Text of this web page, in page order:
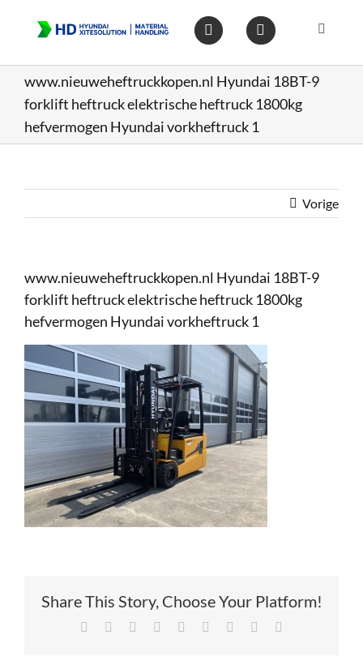
inhoud
Toggle
www.nieuweheftruckkopen.nl Hyundai 18BT-9
forklift heftruck elektrische heftruck 1800kg
hefvermogen Hyundai vorkheftruck 1
Vorige
www.nieuweheftruckkopen.nl Hyundai 18BT-9
forklift heftruck elektrische heftruck 1800kg
hefvermogen Hyundai vorkheftruck 1
Share This Story, Choose Your Platform!
Facebook Reddit LinkedIn
TumblrPinterest Xing